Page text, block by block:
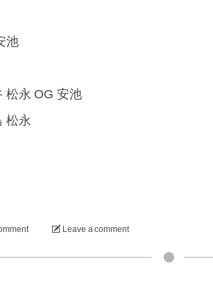
池
永 OG 安池
永
Leave a comment